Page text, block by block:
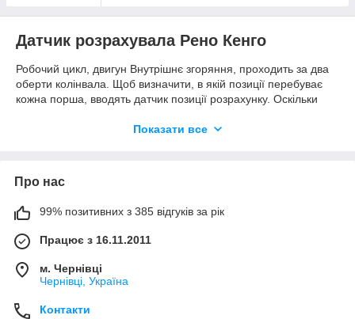
Датчик розрахувала Рено Кенго
Робочий цикл, двигун Внутрішнє згоряння, проходить за два
оберти колінвала. Щоб визначити, в якій позиції перебуває
кожна порша, вводять датчик позиції розрахунку. Оскільки
знаючи його положення, можна точно вирахувати, коли
функціональних, дуже схожий на датчик колінвала. Бортовий
комп’ютер автомобіля контролює розташування повороту
відносно розташування колінчастого, щоб визначити, який
циліндр знаходиться в такті. Завдяки цим даним можна
контролювати фази газу. Під час сигналізації на панелі
приладів «check engine» необхідно перевірити
працездатність датчиків і стан дроту. Магазин Avtosvit
пропонує датчик колінвал Renault Kango американської
унікальних автозаптків у 33 країнах світу. Датчики фірми дуже
Показати все
Про нас
99% позитивних з 385 відгуків за рік
Працює з 16.11.2011
м. Чернівці
Чернівці, Україна
Контакти